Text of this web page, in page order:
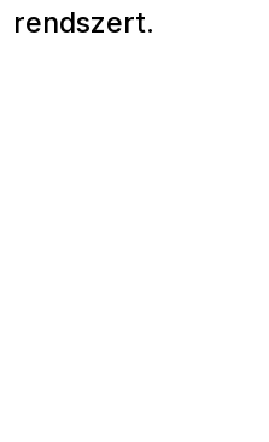
rendszert.